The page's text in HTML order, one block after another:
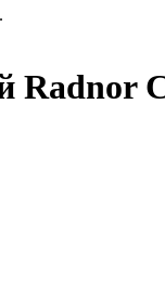
Radnor